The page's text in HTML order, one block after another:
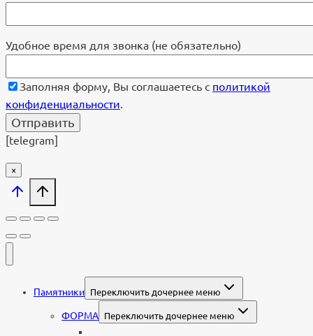
Удобное время для звонка (не обязательно)
Заполняя форму, Вы соглашаетесь с политикой
конфиденциальности.
[telegram]
×
Памятники Переключить дочернее меню
ФОРМА Переключить дочернее меню